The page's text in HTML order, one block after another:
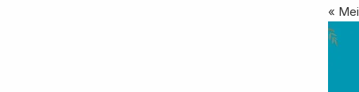
« Mei